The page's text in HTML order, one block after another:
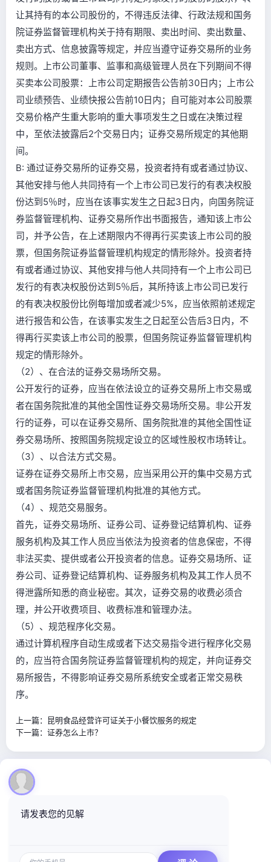
让其持有的本公司股份的，不得违反法律、行政法规和国务
院证券监督管理机构关于持有期限、卖出时间、卖出数量、
卖出方式、信息披露等规定，并应当遵守证券交易所的业务
规则。上市公司董事、监事和高级管理人员在下列期间不得
买卖本公司股票：上市公司定期报告公告前30日内；上市公
司业绩预告、业绩快报公告前10日内；自可能对本公司股票
交易价格产生重大影响的重大事项发生之日或在决策过程
中，至依法披露后2个交易日内；证券交易所规定的其他期
间。
B: 通过证券交易所的证券交易，投资者持有或者通过协议、
其他安排与他人共同持有一个上市公司已发行的有表决权股
份达到5％时，应当在该事实发生之日起3日内，向国务院证
券监督管理机构、证券交易所作出书面报告，通知该上市公
司，并予公告，在上述期限内不得再行买卖该上市公司的股
票，但国务院证券监督管理机构规定的情形除外。投资者持
有或者通过协议、其他安排与他人共同持有一个上市公司已
发行的有表决权股份达到5％后，其所持该上市公司已发行
的有表决权股份比例每增加或者减少5%，应当依照前述规定
进行报告和公告，在该事实发生之日起至公告后3日内，不
得再行买卖该上市公司的股票，但国务院证券监督管理机构
规定的情形除外。
（2）、在合法的证券交易场所交易。
公开发行的证券，应当在依法设立的证券交易所上市交易或
者在国务院批准的其他全国性证券交易场所交易。非公开发
行的证券，可以在证券交易所、国务院批准的其他全国性证
券交易场所、按照国务院规定设立的区域性股权市场转让。
（3）、以合法方式交易。
证券在证券交易所上市交易，应当采用公开的集中交易方式
或者国务院证券监督管理机构批准的其他方式。
（4）、规范交易服务。
首先，证券交易场所、证券公司、证券登记结算机构、证券
服务机构及其工作人员应当依法为投资者的信息保密，不得
非法买卖、提供或者公开投资者的信息。证券交易场所、证
券公司、证券登记结算机构、证券服务机构及其工作人员不
得泄露所知悉的商业秘密。其次，证券交易的收费必须合
理，并公开收费项目、收费标准和管理办法。
（5）、规范程序化交易。
通过计算机程序自动生成或者下达交易指令进行程序化交易
的，应当符合国务院证券监督管理机构的规定，并向证券交
易所报告，不得影响证券交易所系统安全或者正常交易秩
序。
上一篇：
昆明食品经营许可证关于小餐饮服务的规定
下一篇： 证券怎么上市？
请发表您的见解